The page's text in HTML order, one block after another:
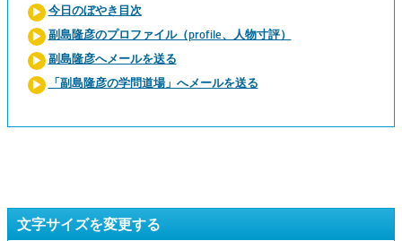
今日のぼやき目次
副島隆彦のプロファイル（profile、人物寸評）
副島隆彦へメールを送る
「副島隆彦の学問道場」へメールを送る
文字サイズを変更する